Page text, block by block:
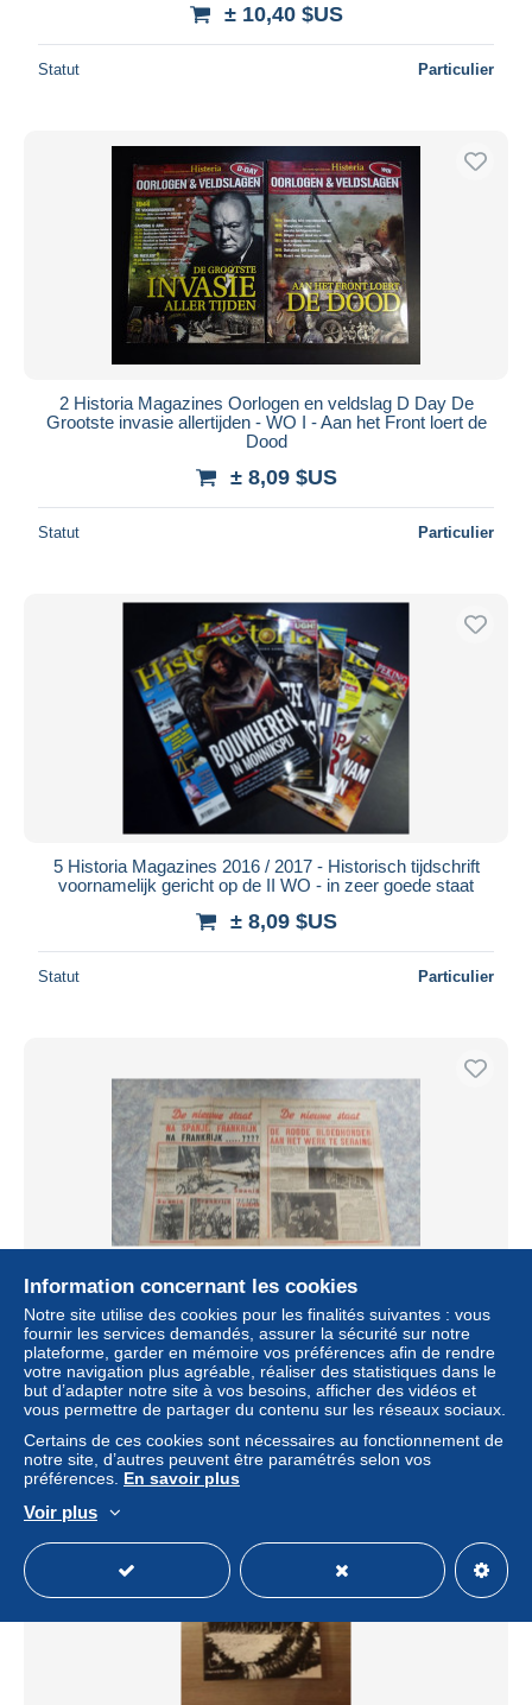
± 10,40 $US
Statut Particulier
2 Historia Magazines Oorlogen en veldslag D Day De
Grootste invasie allertijden - WO I - Aan het Front loert de
Dood
± 8,09 $US
Statut Particulier
5 Historia Magazines 2016 / 2017 - Historisch tijdschrift
voornamelijk gericht op de II WO - in zeer goede staat
± 8,09 $US
Statut Particulier
Vlaanderen Staat Léon Degrelle REX Le Pays Réel
Verkiezing Election België Belgique Collaboratie Oostfront
± 190,67 $US
Statut Particulier
Information concernant les cookies
Notre site utilise des cookies pour les finalités suivantes : vous
fournir les services demandés, assurer la sécurité sur notre
plateforme, garder en mémoire vos préférences afin de rendre
votre navigation plus agréable, réaliser des statistiques dans le
but d’adapter notre site à vos besoins, afficher des vidéos et
vous permettre de partager du contenu sur les réseaux sociaux.
Certains de ces cookies sont nécessaires au fonctionnement de
notre site, d’autres peuvent être paramétrés selon vos
préférences. En savoir plus
Voir plus